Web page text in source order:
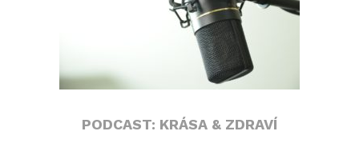
PODCAST: KRÁSA & ZDRAVÍ